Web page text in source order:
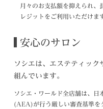
月々のお支払額を抑えられ、
レジットをご利用いただけま
安心のサロン
ソシエは、エステティック
組んでいます。
ソシエ・ワールド全店舗は、日
(AEA)が行う厳しい審査基準を